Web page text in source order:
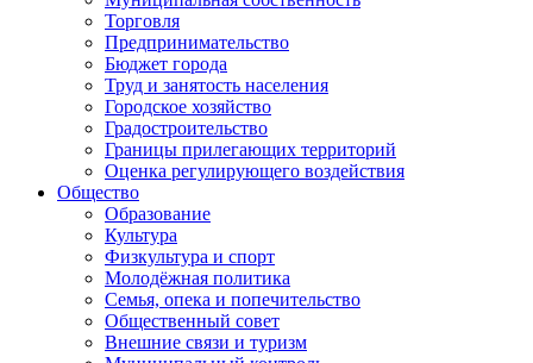
Торговля
Предпринимательство
Бюджет города
Труд и занятость населения
Городское хозяйство
Градостроительство
Границы прилегающих территорий
Оценка регулирующего воздействия
Общество
Образование
Культура
Физкультура и спорт
Молодёжная политика
Семья, опека и попечительство
Общественный совет
Внешние связи и туризм